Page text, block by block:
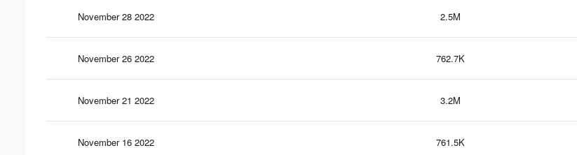
November 28 2022 2.5M
November 26 2022 762.7K
November 21 2022 3.2M
November 16 2022 761.5K